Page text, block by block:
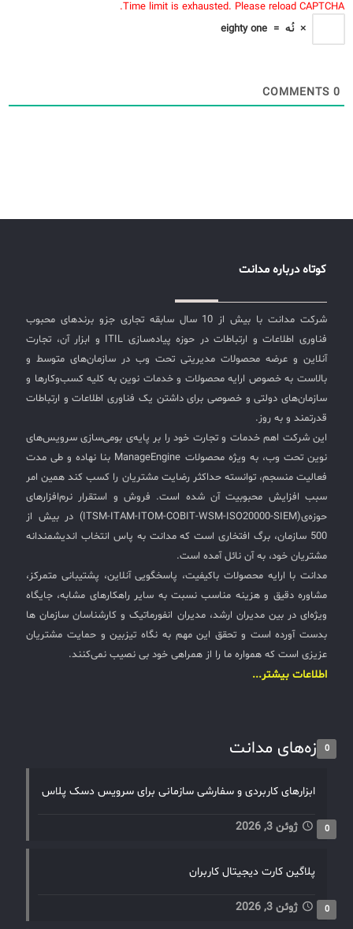
Time limit is exhausted. Please reload CAPTCHA.
× نُه =
eighty one
0
کوتاه درباره مدانت
شرکت مدانت با بیش از 10 سال سابقه تجاری جزو برندهای محبوب
فناوری اطلاعات و ارتباطات در حوزه پیاده‌سازی ITIL و ابزار آن، تجارت
آنلاین و عرضه محصولات مدیریتی تحت وب در سازمان‌های متوسط و
بالاست به خصوص ارایه محصولات و خدمات نوین به کلیه کسب‌وکارها و
سازمان‌های دولتی و خصوصی برای داشتن یک فناوری اطلاعات و ارتباطات
قدرتمند و به روز.
این شرکت اهم خدمات و تجارت خود را بر پایه‌ی بومی‌سازی سرویس‌های
نوین تحت وب، به ویژه محصولات ManageEngine بنا نهاده و طی مدت
فعالیت منسجم، توانسته حداکثر رضایت مشتریان را کسب کند همین امر
سبب افزایش محبوبیت آن شده است. فروش و استقرار نرم‌افزارهای
حوزه‌ی(ITSM-ITAM-ITOM-COBIT-WSM-ISO20000-SIEM) در بیش از
500 سازمان، برگ افتخاری است که مدانت به پاس انتخاب اندیشمندانه
مشتریان خود، به آن نائل آمده است.
مدانت با ارایه محصولات باکیفیت، پاسخگویی آنلاین، پشتیبانی متمرکز،
مشاوره دقیق و هزینه مناسب نسبت به سایر راهکارهای مشابه، جایگاه
ویژه‌ای در بین مدیران ارشد، مدیران انفورماتیک و کارشناسان سازمان ها
بدست آورده است و تحقق این مهم به نگاه تیزبین و حمایت مشتریان
عزیزی است که همواره ما را از همراهی خود بی نصیب نمی‌کنند.
اطلاعات بیشتر...
تازه‌های مدانت0
ابزارهای کاربردی و سفارشی سازمانی برای سرویس دسک پلاس
ژوئن 3, 2026 0
پلاگین کارت دیجیتال کاربران
ژوئن 3, 2026 0